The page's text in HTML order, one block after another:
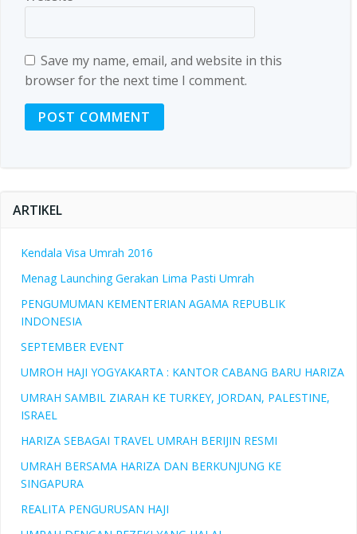
Save my name, email, and website in this
browser for the next time I comment.
ARTIKEL
Kendala Visa Umrah 2016
Menag Launching Gerakan Lima Pasti Umrah
PENGUMUMAN KEMENTERIAN AGAMA REPUBLIK
INDONESIA
SEPTEMBER EVENT
UMROH HAJI YOGYAKARTA : KANTOR CABANG BARU HARIZA
UMRAH SAMBIL ZIARAH KE TURKEY, JORDAN, PALESTINE,
ISRAEL
HARIZA SEBAGAI TRAVEL UMRAH BERIJIN RESMI
UMRAH BERSAMA HARIZA DAN BERKUNJUNG KE
SINGAPURA
REALITA PENGURUSAN HAJI